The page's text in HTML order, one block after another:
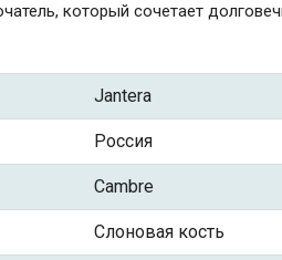
который сочетает
Jantera
Россия
Cambre
Слоновая кость